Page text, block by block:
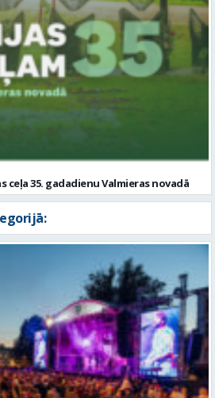
35. gadadienu Valmieras novadā